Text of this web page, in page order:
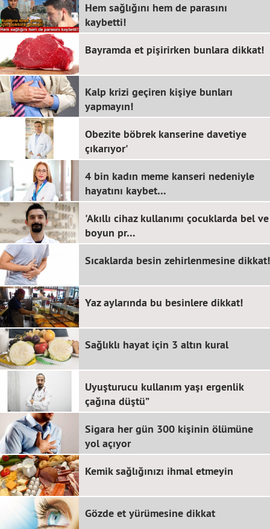
Hem sağlığını hem de parasını
kaybetti!
Bayramda et pişirirken bunlara dikkat!
Kalp krizi geçiren kişiye bunları
yapmayın!
Obezite böbrek kanserine davetiye
çıkarıyor'
4 bin kadın meme kanseri nedeniyle
hayatını kaybet…
'Akıllı cihaz kullanımı çocuklarda bel ve
boyun pr…
Sıcaklarda besin zehirlenmesine dikkat!
Yaz aylarında bu besinlere dikkat!
Sağlıklı hayat için 3 altın kural
Uyuşturucu kullanım yaşı ergenlik
çağına düştü”
Sigara her gün 300 kişinin ölümüne
yol açıyor
Kemik sağlığınızı ihmal etmeyin
Gözde et yürümesine dikkat